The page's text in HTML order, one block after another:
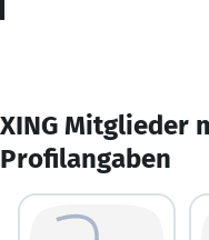
XING Mitglieder
Profilangaben